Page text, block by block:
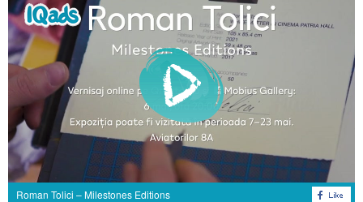
Roman Tolici – Milestones Editions